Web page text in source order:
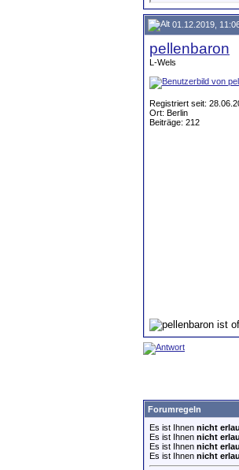
01.12.2019,
pellenbaron
L-Wels
Registriert seit:
Ort: Berlin
Beiträge: 212
Forumregeln
Es ist Ihnen nicht
Es ist Ihnen nicht
Es ist Ihnen nicht
Es ist Ihnen nicht